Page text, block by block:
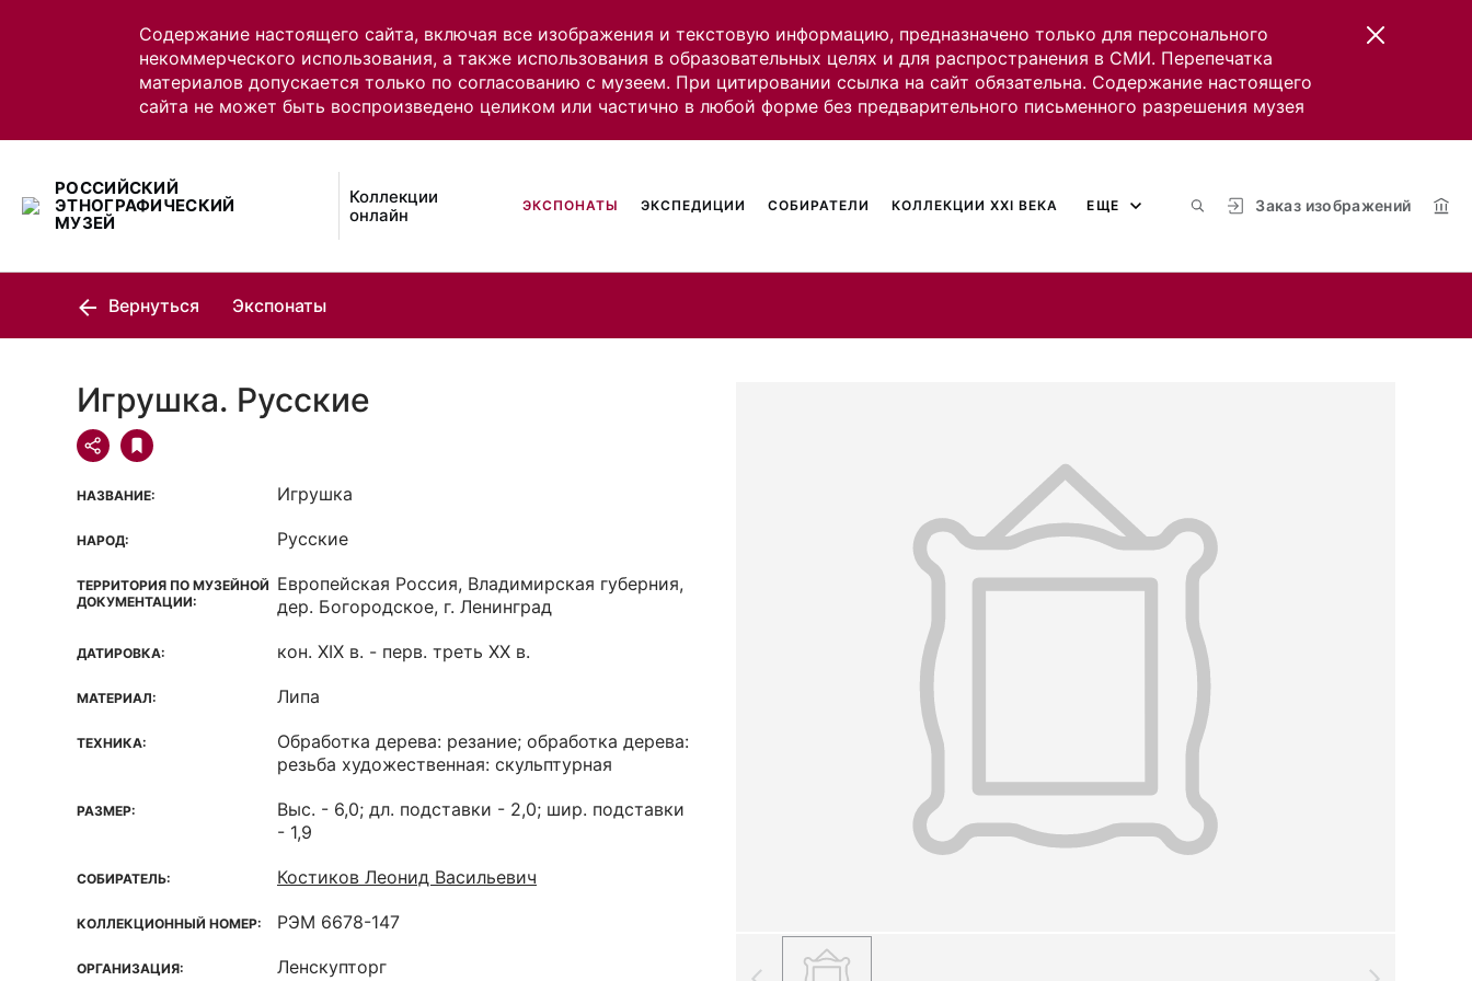
Содержание настоящего сайта, включая все изображения и текстовую информацию, предназначено только для персонального
некоммерческого использования, а также использования в образовательных целях и для распространения в СМИ. Перепечатка
материалов допускается только по согласованию с музеем. При цитировании ссылка на сайт обязательна. Содержание настоящего
сайта не может быть воспроизведено целиком или частично в любой форме без предварительного письменного разрешения музея
РОССИЙСКИЙ
ЭТНОГРАФИЧЕСКИЙ
МУЗЕЙ
Коллекции
онлайн
Заказ изображений
ЭКСПОНАТЫ ЭКСПЕДИЦИИ СОБИРАТЕЛИ КОЛЛЕКЦИИ XXI ВЕКА ЕЩЕ
Вернуться Экспонаты
Игрушка. Русские
НАЗВАНИЕ: Игрушка
НАРОД: Русские
ТЕРРИТОРИЯ ПО МУЗЕЙНОЙ
ДОКУМЕНТАЦИИ:
Европейская Россия, Владимирская губерния,
дер. Богородское, г. Ленинград
ДАТИРОВКА: кон. XIX в. - перв. треть ХХ в.
МАТЕРИАЛ: Липа
ТЕХНИКА:
Обработка дерева: резание; обработка дерева:
резьба художественная: скульптурная
РАЗМЕР:
Выс. - 6,0; дл. подставки - 2,0; шир. подставки
- 1,9
СОБИРАТЕЛЬ: Костиков Леонид Васильевич
КОЛЛЕКЦИОННЫЙ НОМЕР: РЭМ 6678-147
ОРГАНИЗАЦИЯ: Ленскупторг